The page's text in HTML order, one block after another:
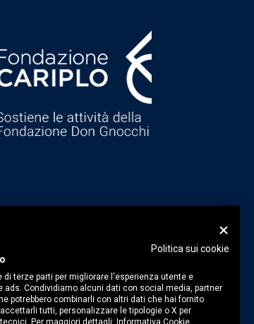
Politica sui cookie
terze parti per migliorare l'esperienza utente e
ads. Condividiamo alcuni dati con social media, partner
potrebbero combinarli con altri dati che hai fornito
tutti, personalizzare le tipologie o X per
Per maggiori dettagli: Informativa Cookie.